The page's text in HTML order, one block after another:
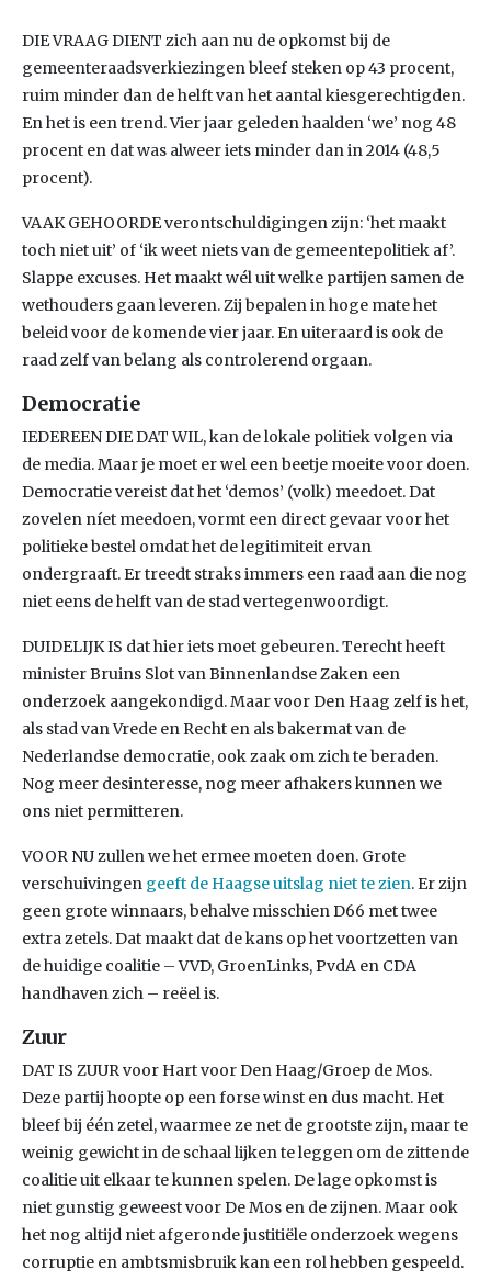
DIE VRAAG DIENT zich aan nu de opkomst bij de
gemeenteraadsverkiezingen bleef steken op 43 procent,
ruim minder dan de helft van het aantal kiesgerechtigden.
En het is een trend. Vier jaar geleden haalden ‘we’ nog 48
procent en dat was alweer iets minder dan in 2014 (48,5
procent).
VAAK GEHOORDE verontschuldigingen zijn: ‘het maakt
toch niet uit’ of ‘ik weet niets van de gemeentepolitiek af’.
Slappe excuses. Het maakt wél uit welke partijen samen de
wethouders gaan leveren. Zij bepalen in hoge mate het
beleid voor de komende vier jaar. En uiteraard is ook de
raad zelf van belang als controlerend orgaan.
Democratie
IEDEREEN DIE DAT WIL, kan de lokale politiek volgen via
de media. Maar je moet er wel een beetje moeite voor doen.
Democratie vereist dat het ‘demos’ (volk) meedoet. Dat
zovelen níet meedoen, vormt een direct gevaar voor het
politieke bestel omdat het de legitimiteit ervan
ondergraaft. Er treedt straks immers een raad aan die nog
niet eens de helft van de stad vertegenwoordigt.
DUIDELIJK IS dat hier iets moet gebeuren. Terecht heeft
minister Bruins Slot van Binnenlandse Zaken een
onderzoek aangekondigd. Maar voor Den Haag zelf is het,
als stad van Vrede en Recht en als bakermat van de
Nederlandse democratie, ook zaak om zich te beraden.
Nog meer desinteresse, nog meer afhakers kunnen we
ons niet permitteren.
VOOR NU zullen we het ermee moeten doen. Grote
verschuivingen geeft de Haagse uitslag niet te zien. Er zijn
geen grote winnaars, behalve misschien D66 met twee
extra zetels. Dat maakt dat de kans op het voortzetten van
de huidige coalitie – VVD, GroenLinks, PvdA en CDA
handhaven zich – reëel is.
Zuur
DAT IS ZUUR voor Hart voor Den Haag/Groep de Mos.
Deze partij hoopte op een forse winst en dus macht. Het
bleef bij één zetel, waarmee ze net de grootste zijn, maar te
weinig gewicht in de schaal lijken te leggen om de zittende
coalitie uit elkaar te kunnen spelen. De lage opkomst is
niet gunstig geweest voor De Mos en de zijnen. Maar ook
het nog altijd niet afgeronde justitiële onderzoek wegens
corruptie en ambtsmisbruik kan een rol hebben gespeeld.